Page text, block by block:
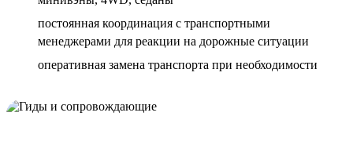
постоянная координация с транспортными
менеджерами для реакции на дорожные ситуации
оперативная замена транспорта при необходимости